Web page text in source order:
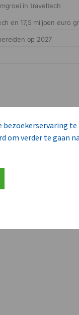
bezoekerservaring te
om verder te gaan